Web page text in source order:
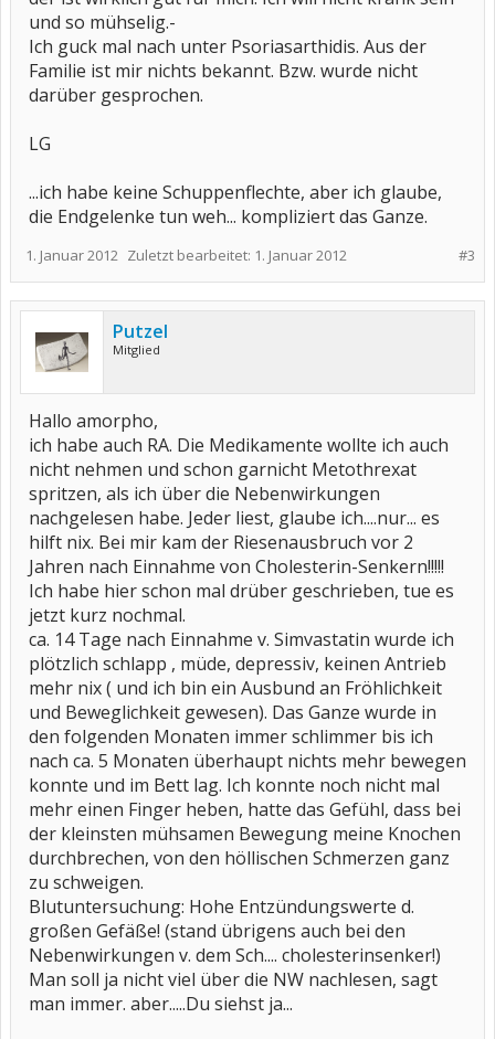
und so mühselig.-
Ich guck mal nach unter Psoriasarthidis. Aus der
Familie ist mir nichts bekannt. Bzw. wurde nicht
darüber gesprochen.
LG
...ich habe keine Schuppenflechte, aber ich glaube,
die Endgelenke tun weh... kompliziert das Ganze.
#3
1. Januar 2012 Zuletzt bearbeitet: 1. Januar 2012
Putzel
Mitglied
Hallo amorpho,
ich habe auch RA. Die Medikamente wollte ich auch
nicht nehmen und schon garnicht Metothrexat
spritzen, als ich über die Nebenwirkungen
nachgelesen habe. Jeder liest, glaube ich....nur... es
hilft nix. Bei mir kam der Riesenausbruch vor 2
Jahren nach Einnahme von Cholesterin-Senkern!!!!!
Ich habe hier schon mal drüber geschrieben, tue es
jetzt kurz nochmal.
ca. 14 Tage nach Einnahme v. Simvastatin wurde ich
plötzlich schlapp , müde, depressiv, keinen Antrieb
mehr nix ( und ich bin ein Ausbund an Fröhlichkeit
und Beweglichkeit gewesen). Das Ganze wurde in
den folgenden Monaten immer schlimmer bis ich
nach ca. 5 Monaten überhaupt nichts mehr bewegen
konnte und im Bett lag. Ich konnte noch nicht mal
mehr einen Finger heben, hatte das Gefühl, dass bei
der kleinsten mühsamen Bewegung meine Knochen
durchbrechen, von den höllischen Schmerzen ganz
zu schweigen.
Blutuntersuchung: Hohe Entzündungswerte d.
großen Gefäße! (stand übrigens auch bei den
Nebenwirkungen v. dem Sch.... cholesterinsenker!)
Man soll ja nicht viel über die NW nachlesen, sagt
man immer. aber.....Du siehst ja...